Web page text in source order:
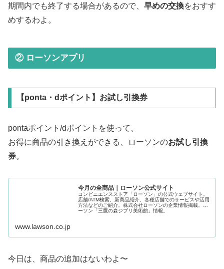
期間内でも終了する場合があるので、 早めの交換をおすす
めするわよ。
② ローソンアプリ
【ponta・dポイント】お試し引換券
pontaポイント/dポイントを使って、
お得に商品の引き換えができる、ローソンのお試し引換
券。
今月の全商品｜ローソン公式サイト
コンビニエンスストア「ローソン」の公式ウェブサイト。
店舗/ATM検索、新商品紹介、各種店舗でのサービスや活用
方法などのご紹介。株式会社ローソンの企業情報掲載。ロ
ーソン「三鷹の森ジブリ美術館」情報。
www.lawson.co.jp
今日は、商品の追加はないわよ〜